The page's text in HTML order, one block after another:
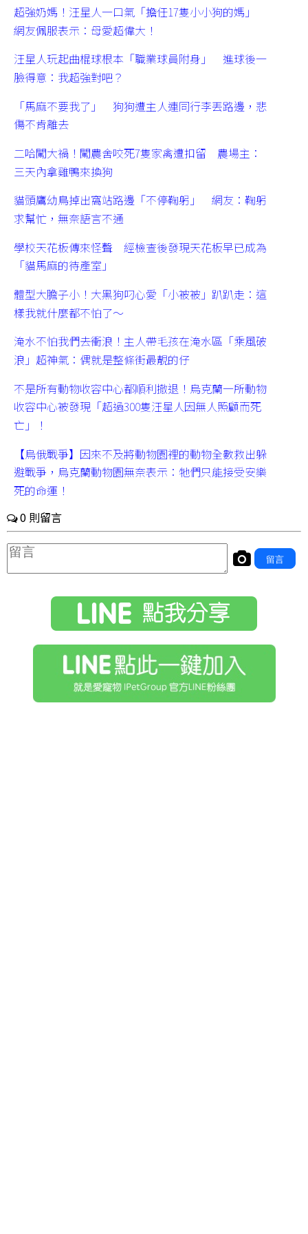
超強奶媽！汪星人一口氣「擔任17隻小小狗的媽」
網友佩服表示：母愛超偉大！
汪星人玩起曲棍球根本「職業球員附身」 進球後一
臉得意：我超強對吧？
「馬麻不要我了」 狗狗遭主人連同行李丟路邊，悲
傷不肯離去
二哈闖大禍！闖農舍咬死7隻家禽遭扣留 農場主：
三天內拿雞鴨來換狗
貓頭鷹幼鳥掉出窩站路邊「不停鞠躬」 網友：鞠躬
求幫忙，無奈語言不通
學校天花板傳來怪聲 經檢查後發現天花板早已成為
「貓馬麻的待產室」
體型大膽子小！大黑狗叼心愛「小被被」趴趴走：這
樣我就什麼都不怕了～
淹水不怕我們去衝浪！主人帶毛孩在淹水區「乘風破
浪」超神氣：偶就是整條街最靚的仔
不是所有動物收容中心都順利撤退！烏克蘭一所動物
收容中心被發現「超過300隻汪星人因無人照顧而死
亡」！
【烏俄戰爭】因來不及將動物園裡的動物全數救出躲
避戰爭，烏克蘭動物園無奈表示：牠們只能接受安樂
死的命運！